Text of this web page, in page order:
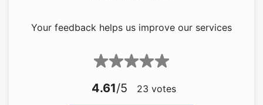
Your feedback helps us improve our services
4.61/5 23 votes